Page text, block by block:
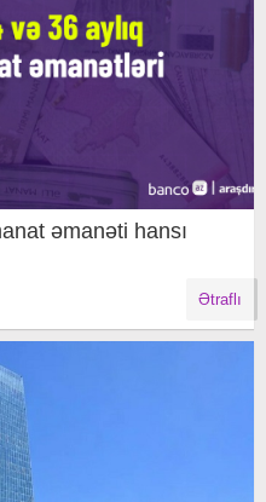
əmanəti hansı
Ətraflı